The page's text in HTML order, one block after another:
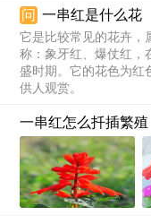
问 一串红是什么花
它是比较常见的花卉，
称：象牙红、爆仗红，
盛时期。它的花色为红
供人观赏。
一串红怎么扦插繁殖